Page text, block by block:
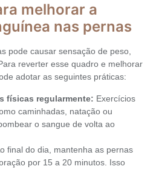
melhorar a
nas pernas
pode causar sensação de peso,
reverter esse quadro e melhorar
adotar as seguintes práticas:
físicas regularmente: Exercícios
caminhadas, natação ou
o sangue de volta ao
final do dia, mantenha as pernas
por 15 a 20 minutos. Isso